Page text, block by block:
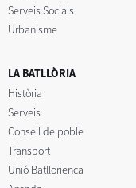
Serveis Socials
Urbanisme
LA BATLLÒRIA
Història
Serveis
Consell de poble
Transport
Unió Batllorienca